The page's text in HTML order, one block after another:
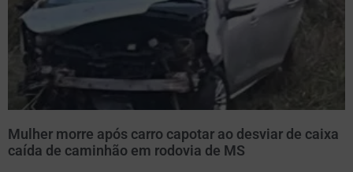
Mulher morre após carro capotar ao desviar de caixa
caída de caminhão em rodovia de MS